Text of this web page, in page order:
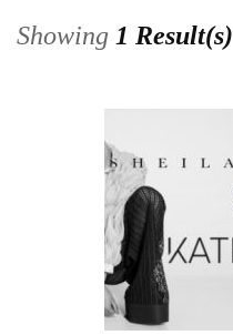
Showing 1 Result(s)